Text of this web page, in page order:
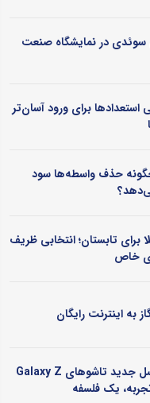
سوئدی در نمایشگاه صنعت
استعدادها برای ورود آسان‌تر
حذف واسطه‌ها سود
برای تابستان؛ انتخابی ظریف
خاص
به اینترنت رایگان
پشت صحنه مهندسی نسل جدید تاشوهای Galaxy Z
یک فلسفه